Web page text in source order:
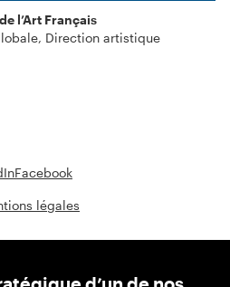
l’Art Français
Direction artistique
légales
Facebook